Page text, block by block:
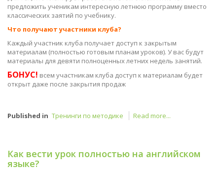
предложить ученикам интересную летнюю программу вместо
классических заятий по учебнику.
Что получают участники клуба?
Каждый участник клуба получает доступ к закрытым
материалам (полностью готовым планам уроков). У вас будут
материалы для девяти полноценных летних недель занятий.
БОНУС! всем участникам клуба доступ к материалам будет
открыт даже после закрытия продаж
Published in Тренинги по методике Read more...
Как вести урок полностью на английском
языке?